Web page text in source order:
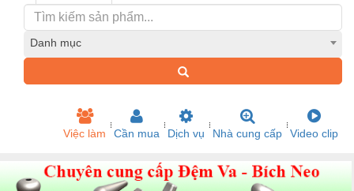
Danh mục
Việc làm Cần mua Dịch vụ Nhà cung cấp Video clip